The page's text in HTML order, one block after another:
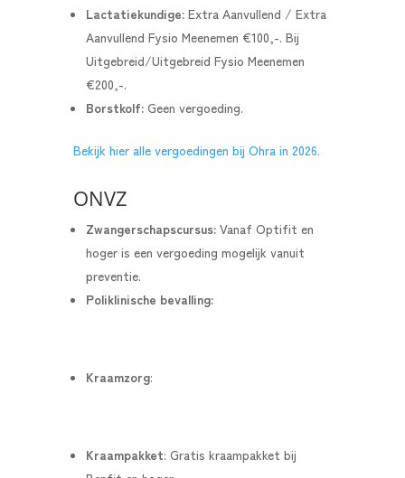
Lactatiekundige:Extra Aanvullend / Extra
Aanvullend Fysio Meenemen €100,-. Bij
Uitgebreid/Uitgebreid Fysio Meenemen
€200,-.
Borstkolf:Geen vergoeding.
Bekijk hier alle vergoedingen bij Ohra in 2026.
ONVZ
Zwangerschapscursus:Vanaf Optifit en
hoger is een vergoeding mogelijk vanuit
preventie.
Poliklinische bevalling:
Kraamzorg:
Kraampakket: Gratis kraampakket bij